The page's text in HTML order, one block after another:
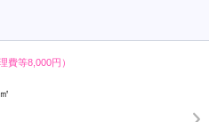
費等8,000円）